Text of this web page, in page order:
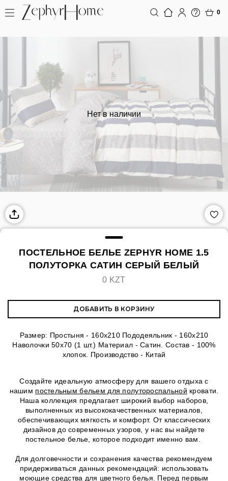
0
Нет в наличии
ПОСТЕЛЬНОЕ БЕЛЬЕ ZEPHYR HOME 1.5
ПОЛУТОРКА САТИН СЕРЫЙ БЕЛЫЙ
0 KZT
ДОБАВИТЬ В КОРЗИНУ
Размер: Простыня - 160x210 Пододеяльник - 160х210
Наволочки 50х70 (1 шт.) Материал - Сатин. Состав - 100%
хлопок. Производство - Китай
Создайте идеальную атмосферу для вашего отдыха с
нашим постельным бельем для полутороспальной кровати.
Наша коллекция предлагает широкий выбор наборов,
выполненных из высококачественных материалов,
обеспечивающих мягкость и комфорт. От классических
дизайнов до современных узоров, у нас вы найдете
постельное белье, которое подходит именно вам.
Для долговечности и сохранения качества рекомендуем
придерживаться данных рекомендаций: использовать
моющие средства для цветного белья. Перед первым